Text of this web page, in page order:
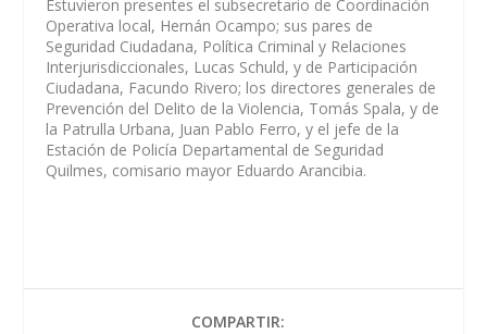
Estuvieron presentes el subsecretario de Coordinación
Operativa local, Hernán Ocampo; sus pares de
Seguridad Ciudadana, Política Criminal y Relaciones
Interjurisdiccionales, Lucas Schuld, y de Participación
Ciudadana, Facundo Rivero; los directores generales de
Prevención del Delito de la Violencia, Tomás Spala, y de
la Patrulla Urbana, Juan Pablo Ferro, y el jefe de la
Estación de Policía Departamental de Seguridad
Quilmes, comisario mayor Eduardo Arancibia.
COMPARTIR: